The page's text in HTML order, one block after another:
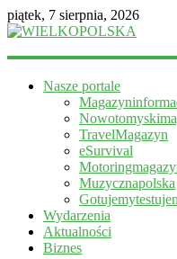
piątek, 7 sierpnia, 2026
WIELKOPOLSKA
informacyjny
Nasze portale
TravelMagazyn
eSurvival
Muzycznapolska
Wydarzenia
Aktualności
Biznes